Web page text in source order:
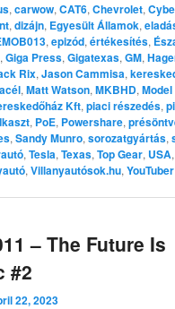
,carwow,CAT6,Chevrolet,
,dizájn, Egyesült Államok,
,epizód,értékesítés,
,Giga Press,Gigatexas,GM,
Rix,Jason Cammisa,
,Matt Watson,MKBHD,Model
Kft,piaci részedés,
, PoE, Powershare,
,Sandy Munro,sorozatgyártás,
,Tesla,Texas,Top Gear, USA
,Villanyautósok.hu,YouTuber
– The Future Is
#2
22, 2023